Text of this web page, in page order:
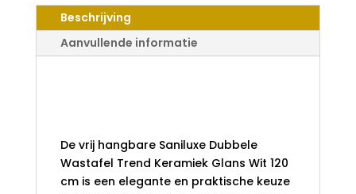
KERAMIEK
GLANS
120
Beschrijving
Aanvullende informatie
De vrij hangbare Saniluxe Dubbele
Wastafel Trend Keramiek Glans Wit 120
cm is een elegante en praktische keuze